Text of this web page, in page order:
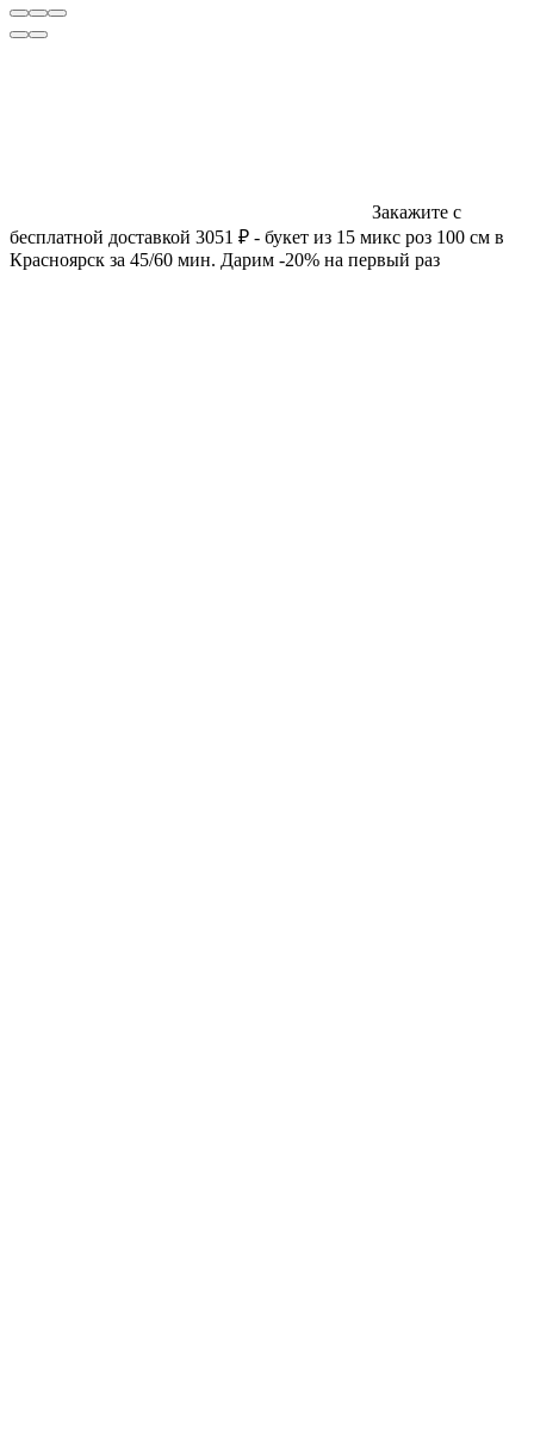
Закажите с
бесплатной доставкой 3051 ₽ - букет из 15 микс роз 100 см в
Красноярск за 45/60 мин. Дарим -20% на первый раз